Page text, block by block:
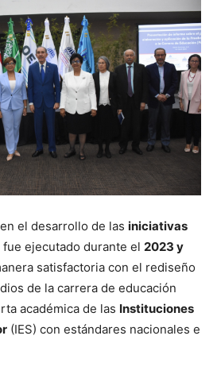
el desarrollo de las iniciativas
fue ejecutado durante el 2023 y
satisfactoria con el rediseño
de la carrera de educación
académica de las Instituciones
(IES) con estándares nacionales e